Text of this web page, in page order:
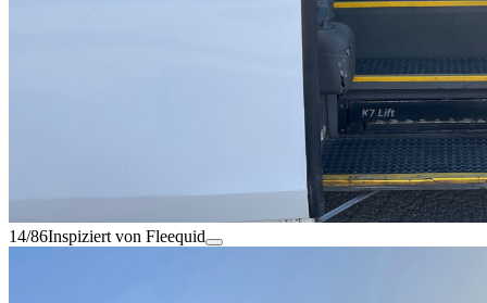
14/86Inspiziert von Fleequid